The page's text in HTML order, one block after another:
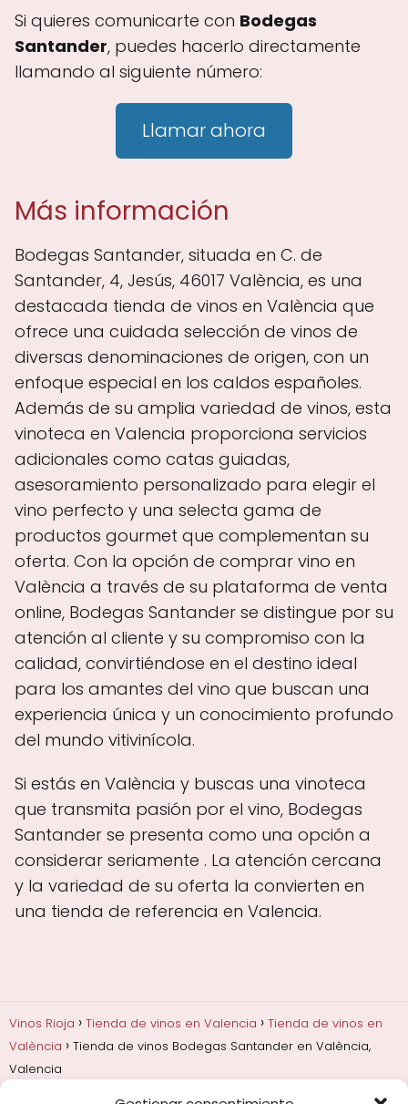
Si quieres comunicarte con Bodegas
Santander, puedes hacerlo directamente
llamando al siguiente número:
Llamar ahora
Más información
Bodegas Santander, situada en C. de
Santander, 4, Jesús, 46017 València, es una
destacada tienda de vinos en València que
ofrece una cuidada selección de vinos de
diversas denominaciones de origen, con un
enfoque especial en los caldos españoles.
Además de su amplia variedad de vinos, esta
vinoteca en Valencia proporciona servicios
adicionales como catas guiadas,
asesoramiento personalizado para elegir el
vino perfecto y una selecta gama de
productos gourmet que complementan su
oferta. Con la opción de comprar vino en
València a través de su plataforma de venta
online, Bodegas Santander se distingue por su
atención al cliente y su compromiso con la
calidad, convirtiéndose en el destino ideal
para los amantes del vino que buscan una
experiencia única y un conocimiento profundo
del mundo vitivinícola.
Si estás en València y buscas una vinoteca
que transmita pasión por el vino, Bodegas
Santander se presenta como una opción a
considerar seriamente . La atención cercana
y la variedad de su oferta la convierten en
una tienda de referencia en Valencia.
Vinos Rioja Tienda de vinos en Valencia
Tienda de vinos en
València
Tienda de vinos Bodegas Santander en València,
Valencia